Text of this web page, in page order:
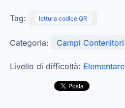
Tag: lettura codice QR
Categoria: Campi Contenitori
Livello di difficoltà: Elementare